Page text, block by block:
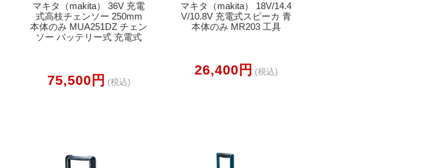
マキタ（makita） 36V 充電
式高枝チェンソー 250mm
本体のみ MUA251DZ チェン
ソー バッテリー式 充電式
75,500円 (税込)
マキタ（makita） 18V/14.4
V/10.8V 充電式スピーカ 青
本体のみ MR203 工具
26,400円 (税込)